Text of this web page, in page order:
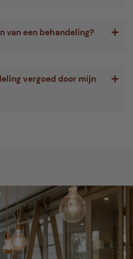
van een behandeling?
vergoed door mijn